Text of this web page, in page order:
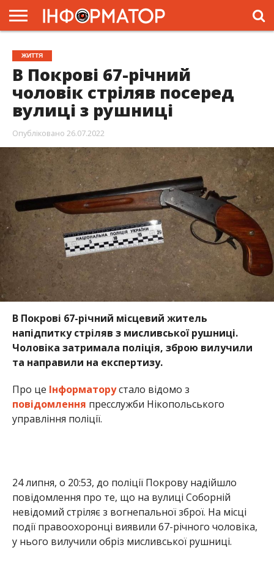
ГОЛОВНА
ЖИТТЯ
ВЛАДА
ГРОШІ
ТРЕШ
ПРЕС-
РЕЛІЗИ
РЕКЛАМА
ПРОЕКТИ
ЖИТТЯ
В Покрові 67-річний
чоловік стріляв посеред
вулиці з рушниці
Опубліковано 26.07.2022
В Покрові 67-річний місцевий житель
напідпитку стріляв з мисливської рушниці.
Чоловіка затримала поліція, зброю вилучили
та направили на експертизу.
Про це Інформаторустало відомо з
повідомлення пресслужби Нікопольського
управління поліції.
24 липня, о 20:53, до поліції Покрову надійшло
повідомлення про те, що на вулиці Соборній
невідомий стріляє з вогнепальної зброї. На місці
події правоохоронці виявили 67-річного чоловіка,
у нього вилучили обріз мисливської рушниці.